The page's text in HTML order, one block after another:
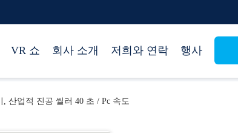
VR 쇼 회사 소개 저희와 연락 행사
산업적 진공 씰러 40 초 / Pc 속도